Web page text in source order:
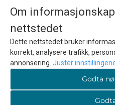
…BECAUSE EVERYBODY
Norsk nettbutikk for gaver,
hverdagen. Vi har lager i Oslo,
handler
© 2026
Om
nettstedet
Dette nettstedet bruker
korrekt, analysere trafikk,
annonsering. Juster
Godta